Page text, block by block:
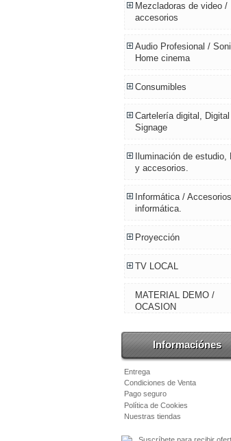
Mezcladoras de video /
accesorios
Audio Profesional /
Home cinema
Consumibles
Cartelería digital, Digital
Signage
Iluminación de estudio,
y accesorios.
Informática /
informática.
Proyección
TV LOCAL
MATERIAL DEMO /
OCASION
Informaciónes
Entrega
Condiciones de Venta
Pago seguro
Política de Cookies
Nuestras tiendas